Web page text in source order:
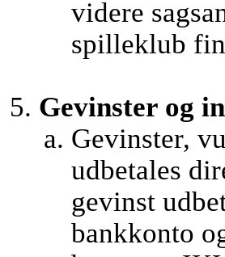
videre
spilleklub
Gevinster og
Gevinster,
udbetales
gevinst
bankkonto